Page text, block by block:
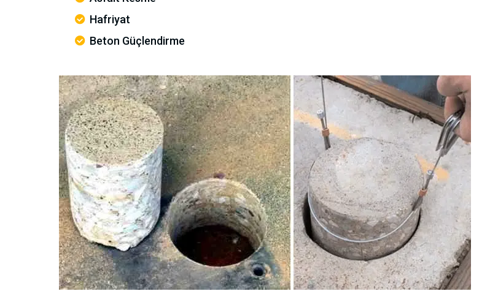
Hafriyat
Beton Güçlendirme